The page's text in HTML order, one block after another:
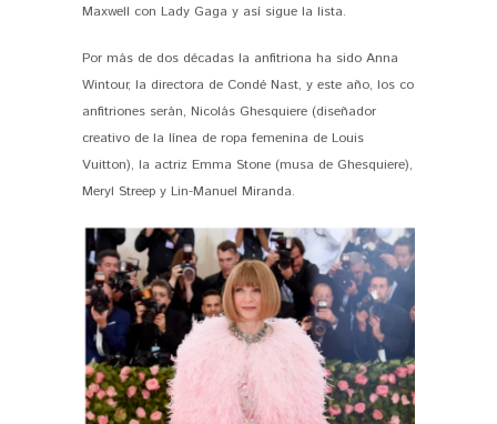
Maxwell con Lady Gaga y así sigue la lista.
Por más de dos décadas la anfitriona ha sido Anna
Wintour, la directora de Condé Nast, y este año, los co
anfitriones serán, Nicolás Ghesquiere (diseñador
creativo de la línea de ropa femenina de Louis
Vuitton), la actriz Emma Stone (musa de Ghesquiere),
Meryl Streep y Lin-Manuel Miranda.